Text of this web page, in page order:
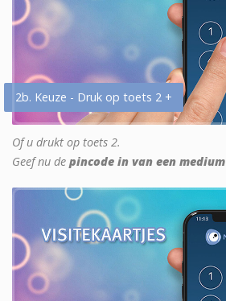
2b. Keuze - Druk op toets 2 +
Of u drukt op toets 2.
Geef nu de pincode in van een medium